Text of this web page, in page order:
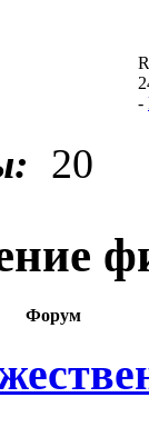
20
-
Форум